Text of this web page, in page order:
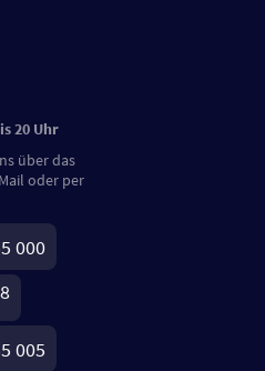
20 Uhr
über das
oder per
000
005